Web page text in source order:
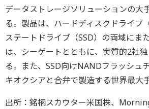
データストレージソリューションの大
る。製品は、ハードディスクドライブ
ステートドライブ（SSD）の両域にま
は、シーゲートとともに、実質的2社
る。また、SSD向けNANDフラッシュ
キオクシアと合弁で製造する世界最大
出所：銘柄スカウター米国株、